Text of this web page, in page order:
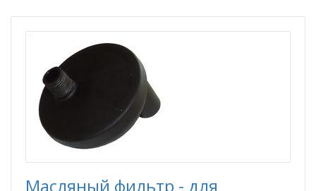
Масляный фильтр - для